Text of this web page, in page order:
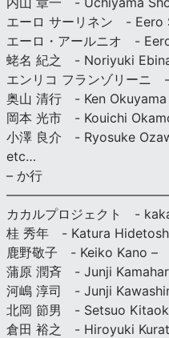
エーロ サーリネン - Eero
エーロ・アールニオ -
蛯名 紀之 - Noriyuki
エンリコ フランゾリーニ
奥山 清行 - Ken Okuyama
岡本 光市 - Kouichi
小澤 良介 - Ryosuke
etc…
– か行
カカルプロジェクト -
桂 秀年 - Katura
鹿野敬子 - Keiko Kano –
蒲原 潤斉 - Junji
河嶋 淳司 - Junji
北岡 節男 - Setsuo
倉田 裕之 - Hiroyuki